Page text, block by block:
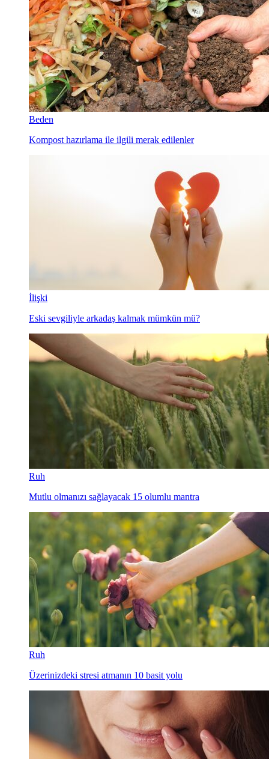
Beden
Kompost hazırlama ile ilgili merak edilenler
İlişki
Eski sevgiliyle arkadaş kalmak mümkün mü?
Ruh
Mutlu olmanızı sağlayacak 15 olumlu mantra
Ruh
Üzerinizdeki stresi atmanın 10 basit yolu